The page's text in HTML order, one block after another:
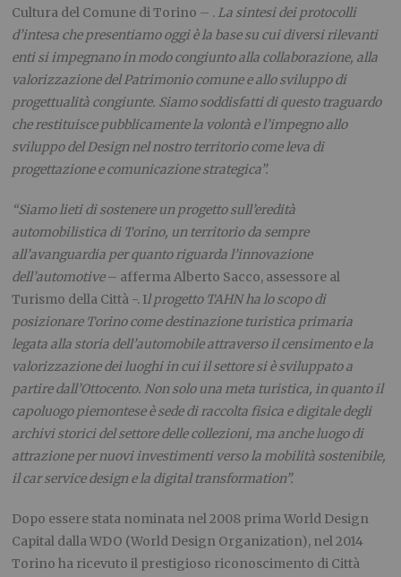
Cultura del Comune di Torino – . La sintesi dei protocolli
d’intesa che presentiamo oggi è la base su cui diversi rilevanti
enti si impegnano in modo congiunto alla collaborazione, alla
valorizzazione del Patrimonio comune e allo sviluppo di
progettualità congiunte. Siamo soddisfatti di questo traguardo
che restituisce pubblicamente la volontà e l’impegno allo
sviluppo del Design nel nostro territorio come leva di
progettazione e comunicazione strategica”.
“Siamo lieti di sostenere un progetto sull’eredità
automobilistica di Torino, un territorio da sempre
all’avanguardia per quanto riguarda l’innovazione
dell’automotive– afferma Alberto Sacco, assessore al
Turismo della Città -. Il progetto TAHN ha lo scopo di
posizionare Torino come destinazione turistica primaria
legata alla storia dell’automobile attraverso il censimento e la
valorizzazione dei luoghi in cui il settore si è sviluppato a
partire dall’Ottocento. Non solo una meta turistica, in quanto il
capoluogo piemontese è sede di raccolta fisica e digitale degli
archivi storici del settore delle collezioni, ma anche luogo di
attrazione per nuovi investimenti verso la mobilità sostenibile,
il car service design e la digital transformation”.
Dopo essere stata nominata nel 2008 prima World Design
Capital dalla WDO (World Design Organization), nel 2014
Torino ha ricevuto il prestigioso riconoscimento di Città